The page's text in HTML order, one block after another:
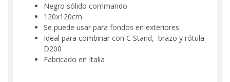
Negro sólido commando
120x120cm
Se puede usar para fondos en exteriores
Ideal para combinar con C Stand, brazo y rótula
D200
Fabricado en Italia